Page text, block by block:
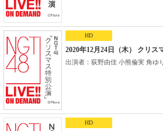
HD
2020年12月24日（木） クリス
出演者：荻野由佳 小熊倫実 角ゆり
HD